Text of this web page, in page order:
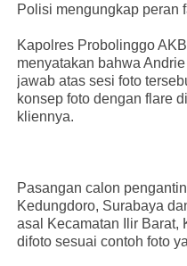
Polisi mengungkap peran
Kapolres Probolinggo
menyatakan bahwa
jawab atas sesi foto
konsep foto dengan flare
kliennya.
Pasangan calon
Kedungdoro, Surabaya
asal Kecamatan Ilir Barat,
difoto sesuai contoh foto